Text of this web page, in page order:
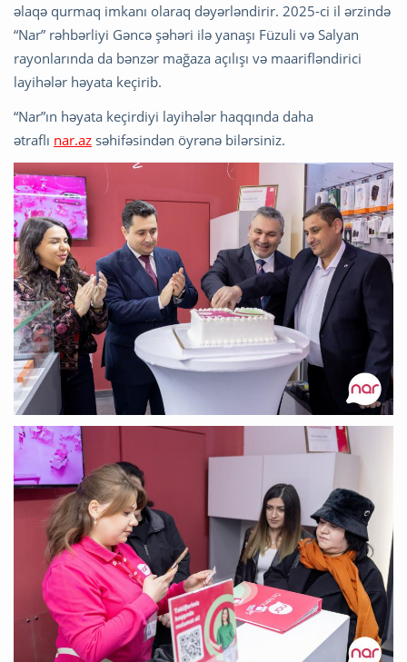
əlaqə qurmaq imkanı olaraq dəyərləndirir. 2025-ci il ərzində
“Nar” rəhbərliyi Gəncə şəhəri ilə yanaşı Füzuli və Salyan
rayonlarında da bənzər mağaza açılışı və maarifləndirici
layihələr həyata keçirib.
“Nar”ın həyata keçirdiyi layihələr haqqında daha
ətraflı nar.az səhifəsindən öyrənə bilərsiniz.